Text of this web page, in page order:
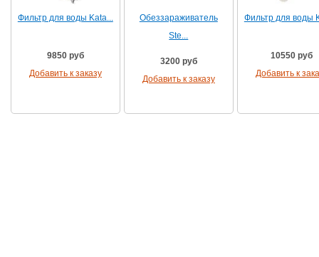
Фильтр для воды Kata...
9850 руб
Добавить к заказу
Обеззараживатель
Ste...
3200 руб
Добавить к заказу
Фильтр для воды
10550 руб
Добавить к